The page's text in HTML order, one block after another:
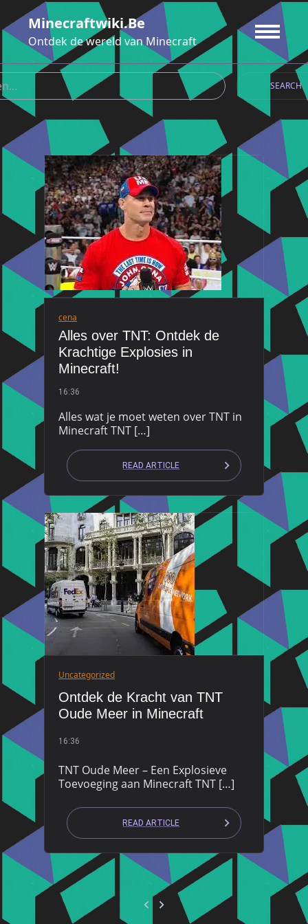
naar
de
inhoud
Minecraftwiki.be
Ontdek de wereld van Minecraft
SEARCH
cena
Alles over TNT: Ontdek de
Krachtige Explosies in
Minecraft!
16:36
Alles wat je moet weten over TNT in
Minecraft TNT […]
READ ARTICLE
Uncategorized
Ontdek de Kracht van TNT
Oude Meer in Minecraft
16:36
TNT Oude Meer – Een Explosieve
Toevoeging aan Minecraft TNT […]
READ ARTICLE